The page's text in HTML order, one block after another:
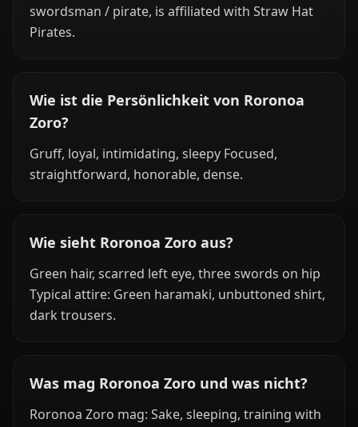
swordsman / pirate, is affiliated with Straw Hat
Pirates.
Wie ist die Persönlichkeit von Roronoa
Zoro?
Gruff, loyal, intimidating, sleepy Focused,
straightforward, honorable, dense.
Wie sieht Roronoa Zoro aus?
Green hair, scarred left eye, three swords on hip
Typical attire: Green haramaki, unbuttoned shirt,
dark trousers.
Was mag Roronoa Zoro und was nicht?
Roronoa Zoro mag: Sake, sleeping, training with